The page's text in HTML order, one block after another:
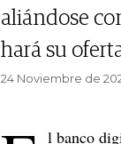
aliándose
hará su
24 Noviembre de
l banco